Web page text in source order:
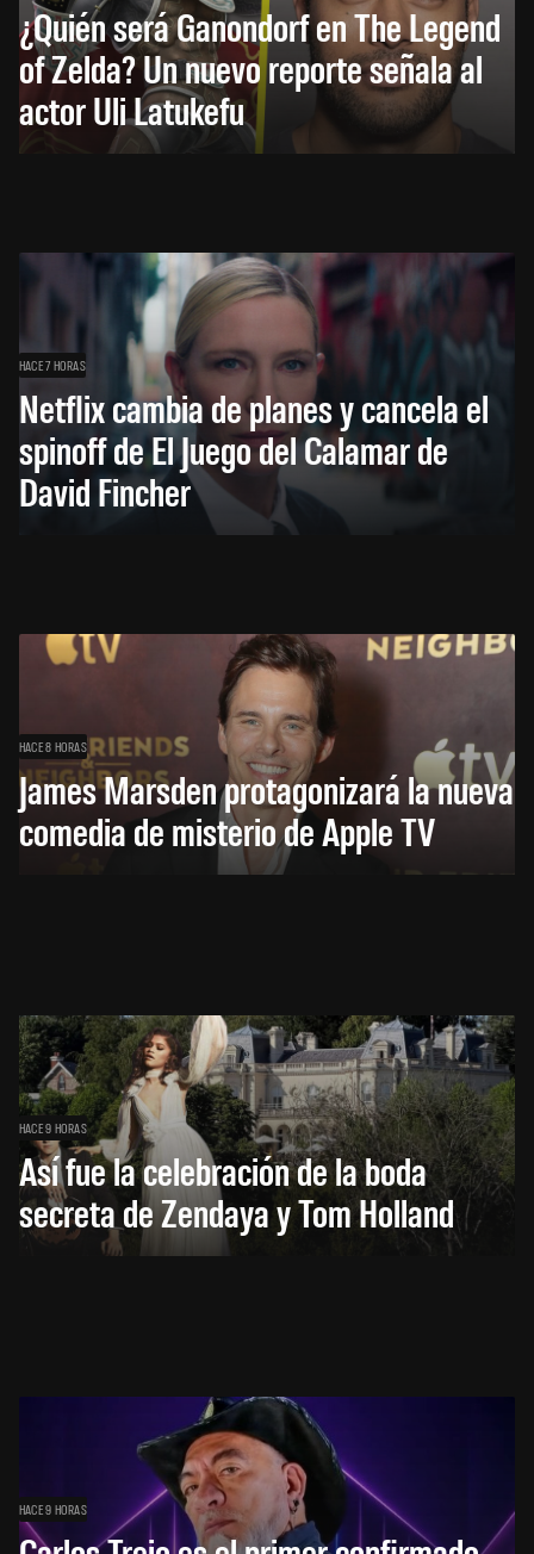
¿Quién será Ganondorf en The Legend
of Zelda? Un nuevo reporte señala al
actor Uli Latukefu
HACE 7 HORAS
Netflix cambia de planes y cancela el
spinoff de El Juego del Calamar de
David Fincher
HACE 8 HORAS
James Marsden protagonizará la nueva
comedia de misterio de Apple TV
HACE 9 HORAS
Así fue la celebración de la boda
secreta de Zendaya y Tom Holland
HACE 9 HORAS